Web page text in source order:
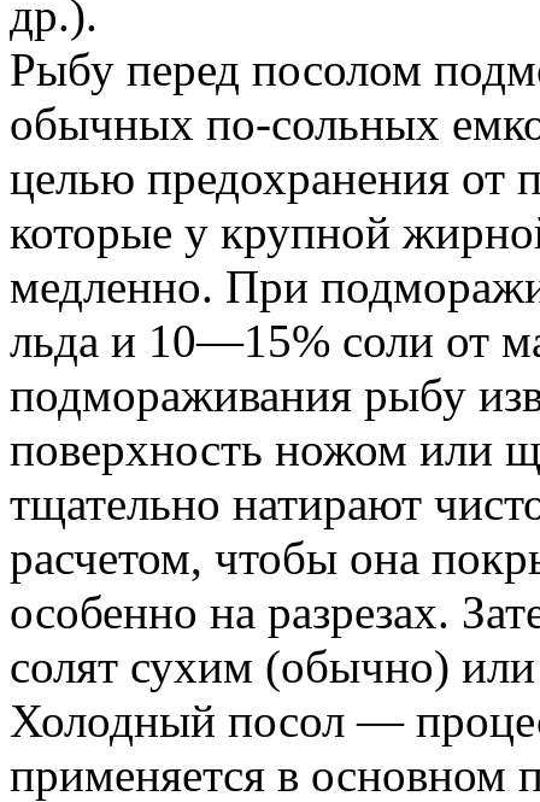
др.).
Рыбу перед посолом
обычных по-сольных
целью предохранения от
которые у крупной
медленно. При
льда и 10—15% соли от
подмораживания рыбу
поверхность ножом или
тщательно натирают
расчетом, чтобы она
особенно на разрезах.
солят сухим (обычно)
Холодный посол —
применяется в основном